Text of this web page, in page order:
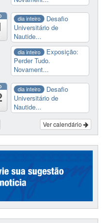
dia inteiro
Desafio
Universitário de
Nautide...
dia inteiro
Exposição:
Perder Tudo.
Novament...
dia inteiro
Desafio
Universitário de
Nautide...
Ver calendário